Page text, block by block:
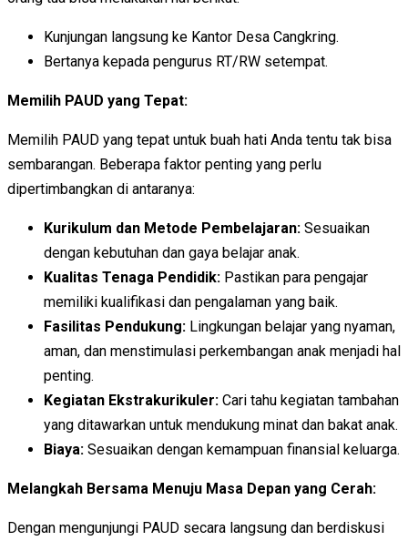
Kunjungan langsung ke Kantor Desa Cangkring.
Bertanya kepada pengurus RT/RW setempat.
Memilih PAUD yang Tepat:
Memilih PAUD yang tepat untuk buah hati Anda tentu tak bisa
sembarangan. Beberapa faktor penting yang perlu
dipertimbangkan di antaranya:
Kurikulum dan Metode Pembelajaran: Sesuaikan
dengan kebutuhan dan gaya belajar anak.
Kualitas Tenaga Pendidik: Pastikan para pengajar
memiliki kualifikasi dan pengalaman yang baik.
Fasilitas Pendukung: Lingkungan belajar yang nyaman,
aman, dan menstimulasi perkembangan anak menjadi hal
penting.
Kegiatan Ekstrakurikuler: Cari tahu kegiatan tambahan
yang ditawarkan untuk mendukung minat dan bakat anak.
Biaya: Sesuaikan dengan kemampuan finansial keluarga.
Melangkah Bersama Menuju Masa Depan yang Cerah:
Dengan mengunjungi PAUD secara langsung dan berdiskusi